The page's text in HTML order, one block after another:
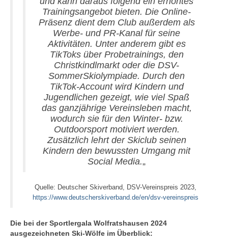
Trainingsangebot bieten. Die Online-
Präsenz dient dem Club außerdem als
Werbe- und PR-Kanal für seine
Aktivitäten. Unter anderem gibt es
TikToks über Probetrainings, den
Christkindlmarkt oder die DSV-
SommerSkiolympiade. Durch den
TikTok-Account wird Kindern und
Jugendlichen gezeigt, wie viel Spaß
das ganzjährige Vereinsleben macht,
wodurch sie für den Winter- bzw.
Outdoorsport motiviert werden.
Zusätzlich lehrt der Skiclub seinen
Kindern den bewussten Umgang mit
Social Media.„
Quelle: Deutscher Skiverband, DSV-Vereinspreis 2023,
https://www.deutscherskiverband.de/en/dsv-vereinspreis
Die bei der Sportlergala Wolfratshausen 2024
ausgezeichneten Ski-Wölfe im Überblick: